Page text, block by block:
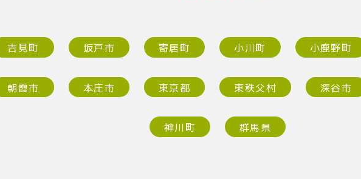
吉見町 坂戸市 寄居町 小川町 小鹿野町
朝霞市 本庄市 東京都 東秩父村 深谷市
神川町 群馬県